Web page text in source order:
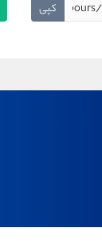
کپی